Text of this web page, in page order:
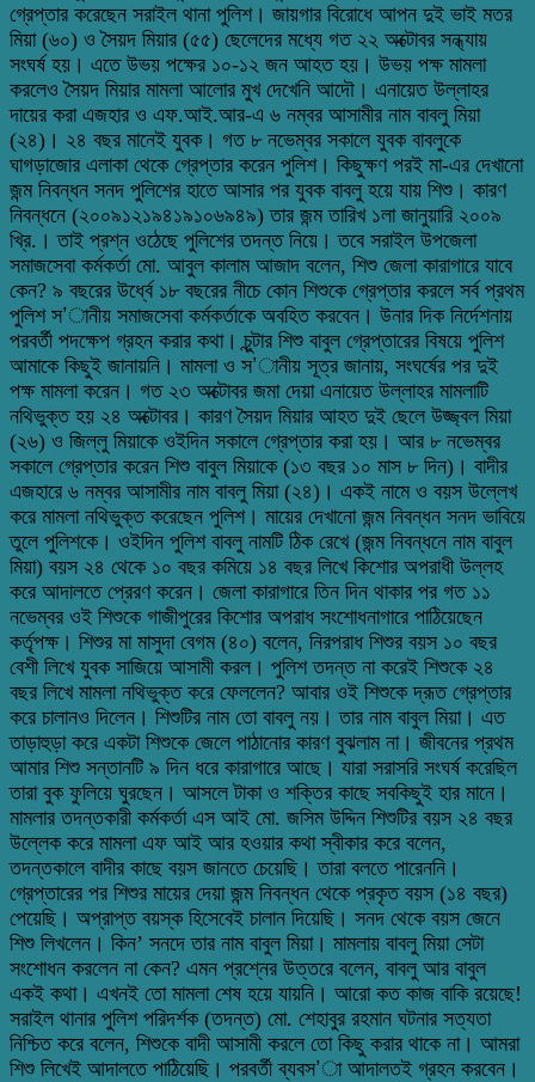
গ্রেপ্তার করেছেন সরাইল থানা পুলিশ। জায়গার বিরোধে আপন দুই ভাই মতর
মিয়া (৬০) ও সৈয়দ মিয়ার (৫৫) ছেলেদের মধ্যে গত ২২ অক্টোবর সন্ধ্যায়
সংঘর্ষ হয়। এতে উভয় পক্ষের ১০-১২ জন আহত হয়। উভয় পক্ষ মামলা
করলেও সৈয়দ মিয়ার মামলা আলোর মুখ দেখেনি আদৌ। এনায়েত উল্লাহর
দায়ের করা এজহার ও এফ.আই.আর-এ ৬ নম্বর আসামীর নাম বাবলু মিয়া
(২৪)। ২৪ বছর মানেই যুবক। গত ৮ নভেম্বর সকালে যুবক বাবলুকে
ঘাগড়াজোর এলাকা থেকে গ্রেপ্তার করেন পুলিশ। কিছুক্ষণ পরই মা-এর দেখানো
জন্ম নিবন্ধন সনদ পুলিশের হাতে আসার পর যুবক বাবলু হয়ে যায় শিশু। কারণ
নিবন্ধনে (২০০৯১২১৯৪১৯১০৬৯৪৯) তার জন্ম তারিখ ১লা জানুয়ারি ২০০৯
খ্রি.। তাই প্রশ্ন ওঠেছে পুলিশের তদন্ত নিয়ে। তবে সরাইল উপজেলা
সমাজসেবা কর্মকর্তা মো. আবুল কালাম আজাদ বলেন, শিশু জেলা কারাগারে যাবে
কেন? ৯ বছরের উর্ধ্বে ১৮ বছরের নীচে কোন শিশুকে গ্রেপ্তার করলে সর্ব প্রথম
পুলিশ স’ানীয় সমাজসেবা কর্মকর্তাকে অবহিত করবেন। উনার দিক নির্দেশনায়
পরবর্তী পদক্ষেপ গ্রহন করার কথা। চুন্টার শিশু বাবুল গ্রেপ্তারের বিষয়ে পুলিশ
আমাকে কিছুই জানায়নি। মামলা ও স’ানীয় সূত্র জানায়, সংঘর্ষের পর দুই
পক্ষ মামলা করেন। গত ২৩ অক্টোবর জমা দেয়া এনায়েত উল্লাহর মামলাটি
নথিভুক্ত হয় ২৪ অক্টোবর। কারণ সৈয়দ মিয়ার আহত দুই ছেলে উজ্জ্বল মিয়া
(২৬) ও জিল্লু মিয়াকে ওইদিন সকালে গ্রেপ্তার করা হয়। আর ৮ নভেম্বর
সকালে গ্রেপ্তার করেন শিশু বাবুল মিয়াকে (১৩ বছর ১০ মাস ৮ দিন)। বাদীর
এজহারে ৬ নম্বর আসামীর নাম বাবলু মিয়া (২৪)। একই নামে ও বয়স উল্লেখ
করে মামলা নথিভুক্ত করেছেন পুলিশ। মায়ের দেখানো জন্ম নিবন্ধন সনদ ভাবিয়ে
তুলে পুলিশকে। ওইদিন পুলিশ বাবলু নামটি ঠিক রেখে (জন্ম নিবন্ধনে নাম বাবুল
মিয়া) বয়স ২৪ থেকে ১০ বছর কমিয়ে ১৪ বছর লিখে কিশোর অপরাধী উল্লহ
করে আদালতে প্রেরণ করেন। জেলা কারাগারে তিন দিন থাকার পর গত ১১
নভেম্বর ওই শিশুকে গাজীপুরের কিশোর অপরাধ সংশোধনাগারে পাঠিয়েছেন
কর্তৃপক্ষ। শিশুর মা মাসুদা বেগম (৪০) বলেন, নিরপরাধ শিশুর বয়স ১০ বছর
বেশী লিখে যুবক সাজিয়ে আসামী করল। পুলিশ তদন্ত না করেই শিশুকে ২৪
বছর লিখে মামলা নথিভুক্ত করে ফেললেন? আবার ওই শিশুকে দ্রূত গ্রেপ্তার
করে চালানও দিলেন। শিশুটির নাম তো বাবলু নয়। তার নাম বাবুল মিয়া। এত
তাড়াহুড়া করে একটা শিশুকে জেলে পাঠানোর কারণ বুঝলাম না। জীবনের প্রথম
আমার শিশু সন্তানটি ৯ দিন ধরে কারাগারে আছে। যারা সরাসরি সংঘর্ষ করেছিল
তারা বুক ফুলিয়ে ঘুরছেন। আসলে টাকা ও শক্তির কাছে সবকিছুই হার মানে।
মামলার তদন্তকারী কর্মকর্তা এস আই মো. জসিম উদ্দিন শিশুটির বয়স ২৪ বছর
উল্লেক করে মামলা এফ আই আর হওয়ার কথা স্বীকার করে বলেন,
তদন্তকালে বাদীর কাছে বয়স জানতে চেয়েছি। তারা বলতে পারেননি।
গ্রেপ্তারের পর শিশুর মায়ের দেয়া জন্ম নিবন্ধন থেকে প্রকৃত বয়স (১৪ বছর)
পেয়েছি। অপ্রাপ্ত বয়স্ক হিসেবেই চালান দিয়েছি। সনদ থেকে বয়স জেনে
শিশু লিখলেন। কিন’ সনদে তার নাম বাবুল মিয়া। মামলায় বাবলু মিয়া সেটা
সংশোধন করলেন না কেন? এমন প্রশ্নের উত্তরে বলেন, বাবলু আর বাবুল
একই কথা। এখনই তো মামলা শেষ হয়ে যায়নি। আরো কত কাজ বাকি রয়েছে!
সরাইল থানার পুলিশ পরিদর্শক (তদন্ত) মো. শেহাবুর রহমান ঘটনার সত্যতা
নিশ্চিত করে বলেন, শিশুকে বাদী আসামী করলে তো কিছু করার থাকে না। আমরা
শিশু লিখেই আদালতে পাঠিয়েছি। পরবর্তী ব্যবস’া আদালতই গ্রহন করবেন।